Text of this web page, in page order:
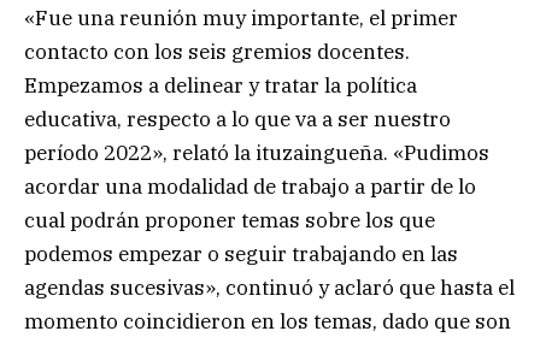
«Fue una reunión muy importante, el primer
contacto con los seis gremios docentes.
Empezamos a delinear y tratar la política
educativa, respecto a lo que va a ser nuestro
período 2022», relató la ituzaingueña. «Pudimos
acordar una modalidad de trabajo a partir de lo
cual podrán proponer temas sobre los que
podemos empezar o seguir trabajando en las
agendas sucesivas», continuó y aclaró que hasta el
momento coincidieron en los temas, dado que son